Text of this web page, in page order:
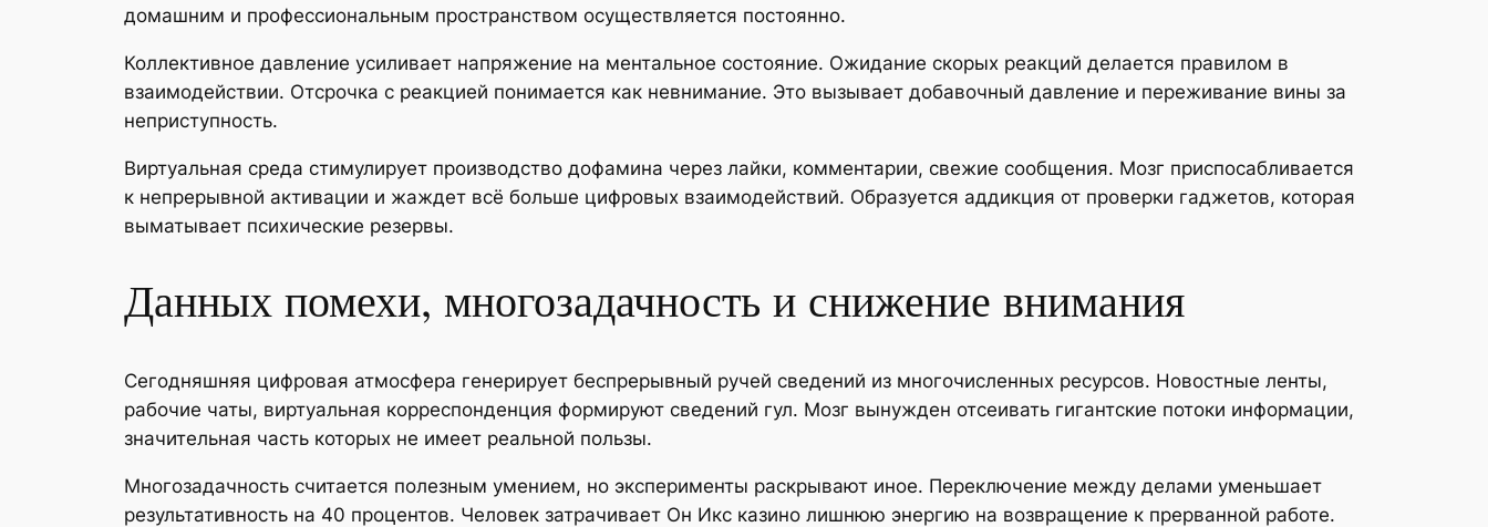
домашним и профессиональным пространством осуществляется постоянно.
Коллективное давление усиливает напряжение на ментальное состояние. Ожидание скорых реакций делается правилом в
взаимодействии. Отсрочка с реакцией понимается как невнимание. Это вызывает добавочный давление и переживание вины за
неприступность.
Виртуальная среда стимулирует производство дофамина через лайки, комментарии, свежие сообщения. Мозг приспосабливается
к непрерывной активации и жаждет всё больше цифровых взаимодействий. Образуется аддикция от проверки гаджетов, которая
выматывает психические резервы.
Данных помехи, многозадачность и снижение внимания
Сегодняшняя цифровая атмосфера генерирует беспрерывный ручей сведений из многочисленных ресурсов. Новостные ленты,
рабочие чаты, виртуальная корреспонденция формируют сведений гул. Мозг вынужден отсеивать гигантские потоки информации,
значительная часть которых не имеет реальной пользы.
Многозадачность считается полезным умением, но эксперименты раскрывают иное. Переключение между делами уменьшает
результативность на 40 процентов. Человек затрачивает Он Икс казино лишнюю энергию на возвращение к прерванной работе.